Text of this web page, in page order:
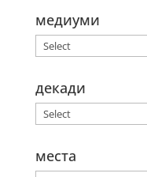
медиуми
декади
места